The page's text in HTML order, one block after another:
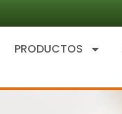
PRODUCTOS